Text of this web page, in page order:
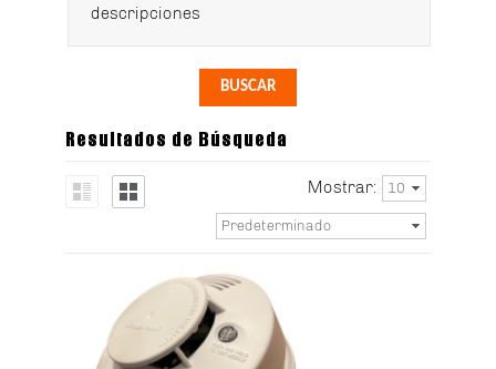
descripciones
Resultados de Búsqueda
Mostrar: 10
Predeterminado